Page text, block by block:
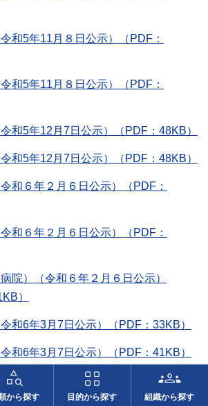
から探す 目的から探す 組織から探す
和5年11月８日公示）（PDF：
和5年11月８日公示）（PDF：
和5年12月7日公示）（PDF：48KB）
和5年12月7日公示）（PDF：48KB）
和６年２月６日公示）（PDF：
和６年２月６日公示）（PDF：
院）（令和６年２月６日公示）
）
和6年3月7日公示）（PDF：33KB）
和6年3月7日公示）（PDF：41KB）
令和6年4月3日公示）（PDF：37KB）